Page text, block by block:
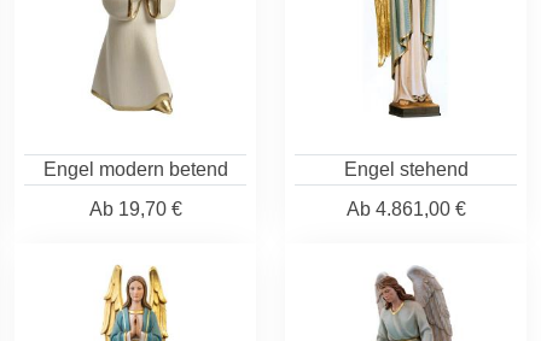
Engel modern betend
Ab19,70 €
Engel stehend
Ab4.861,00 €